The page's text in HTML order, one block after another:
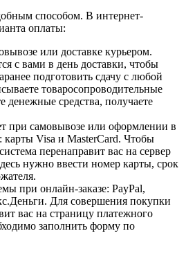
способом. В интернет-
оплаты:
или доставке курьером.
с вами в день доставки, чтобы
подготовить сдачу с любой
товаросопроводительные
денежные средства, получаете
при самовывозе или оформлении в
карты Visa и MasterCard. Чтобы
перенаправит вас на сервер
нужно ввести номер карты, срок
при онлайн-заказе: PayPal,
Для совершения покупки
вас на страницу платежного
заполнить форму по